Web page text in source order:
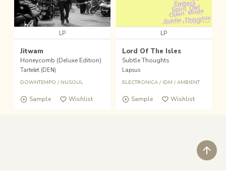
LP
Jitwam
Honeycomb (Deluxe Edition)
Tartelet (DEN)
DOWNTEMPO / NUSOUL
Sample Wishlist
LP
Lord Of The Isles
Subtle Thoughts
Lapsus
ELECTRONICA/ IDM / AMBIENT
Sample Wishlist